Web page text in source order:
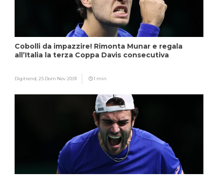
Cobolli da impazzire! Rimonta Munar e regala
all’Italia la terza Coppa Davis consecutiva
Digitrend, 25 Dom Nov 20:01 1 min